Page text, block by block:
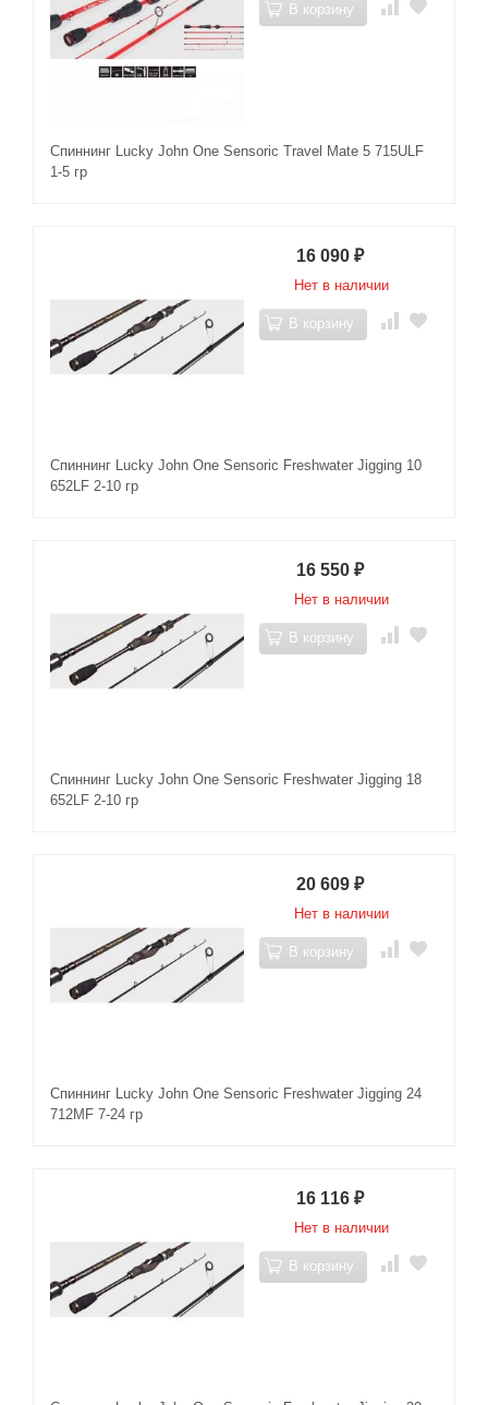
Спиннинг Lucky John One Sensoric Travel Mate 5 715ULF
1-5 гр
В корзину
Спиннинг Lucky John One Sensoric Freshwater Jigging 10
652LF 2-10 гр
16 090 ₽
Нет в наличии
В корзину
Спиннинг Lucky John One Sensoric Freshwater Jigging 18
652LF 2-10 гр
16 550 ₽
Нет в наличии
В корзину
Спиннинг Lucky John One Sensoric Freshwater Jigging 24
712MF 7-24 гр
20 609 ₽
Нет в наличии
В корзину
16 116 ₽
Нет в наличии
В корзину